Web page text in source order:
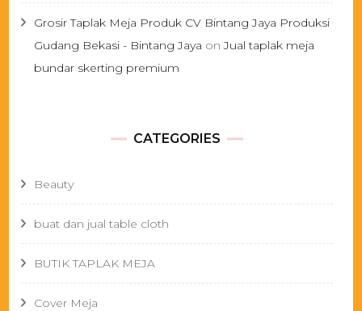
Grosir Taplak Meja Produk CV Bintang Jaya Produksi
Gudang Bekasi - Bintang Jaya onJual taplak meja
bundar skerting premium
CATEGORIES
Beauty
buat dan jual table cloth
BUTIK TAPLAK MEJA
Cover Meja